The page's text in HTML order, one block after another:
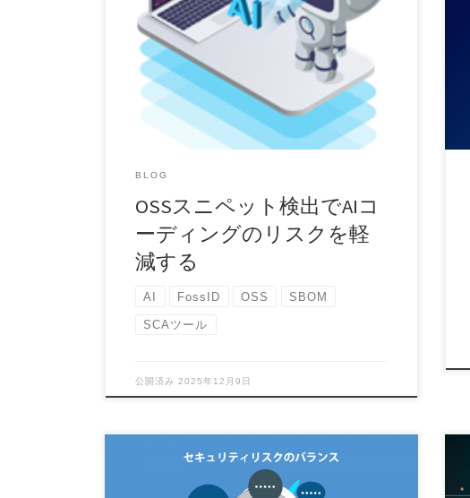
この生成AI時代において、ソフトウェアリスク管
理に対する企業のアプローチには目覚ましい転換
が見られま […]
BLOG
OSSスニペット検出でAIコ
ーディングのリスクを軽
減する
AI FossID OSS SBOM
SCAツール
公開済み2025年12月9日